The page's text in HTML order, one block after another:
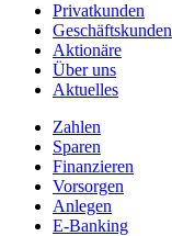
Privatkunden
Geschäftskunden
Aktionäre
Über uns
Aktuelles
Zahlen
Sparen
Finanzieren
Vorsorgen
Anlegen
E-Banking